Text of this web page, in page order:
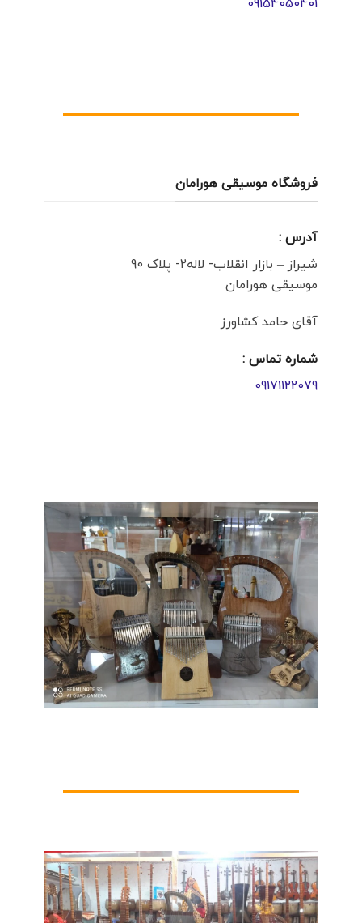
09154050401
فروشگاه موسیقی هورامان
آدرس :
شیراز – بازار انقلاب- لاله2- پلاک 90
موسیقی هورامان
آقای حامد کشاورز
شماره تماس :
09171122079